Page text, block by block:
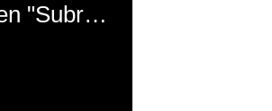
El mal momento de Yanina Gasañol con un hincha argentino en "Subrayado"